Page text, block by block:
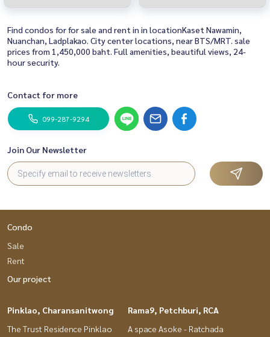
Find condos for for sale and rent in in locationKaset Nawamin,
Nuanchan, Ladplakao. City center locations, near BTS/MRT. sale
prices from 1,450,000 baht. Full amenities, beautiful views, 24-
hour security.
Contact for more
099-287-9294
Join Our Newsletter
Condo
Sale
Rent
Our project
Pinklao, Charansanitwong
The Trust Residence Pinklao
Rama9, Petchburi, RCA
A space Asoke - Ratchada